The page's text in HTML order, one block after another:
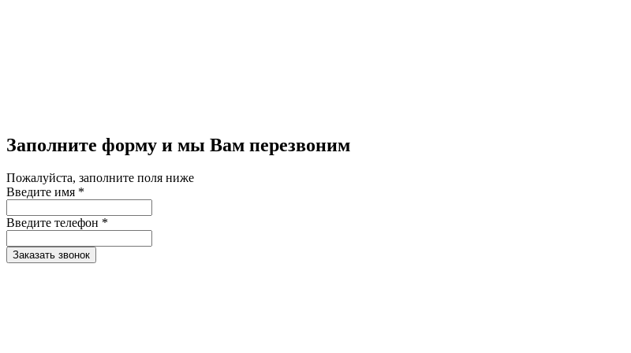
Заполните форму и мы Вам перезвоним
Пожалуйста, заполните поля ниже
Введите имя *
Введите телефон *